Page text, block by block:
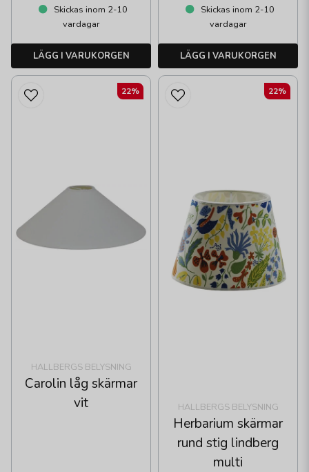
Skickas inom 2-10
vardagar
LÄGG I VARUKORGEN
Skickas inom 2-10
vardagar
LÄGG I VARUKORGEN
HALLBERGS BELYSNING
Carolin låg skärmar
vit
22%
HALLBERGS BELYSNING
Herbarium skärmar
rund stig lindberg
multi
22%